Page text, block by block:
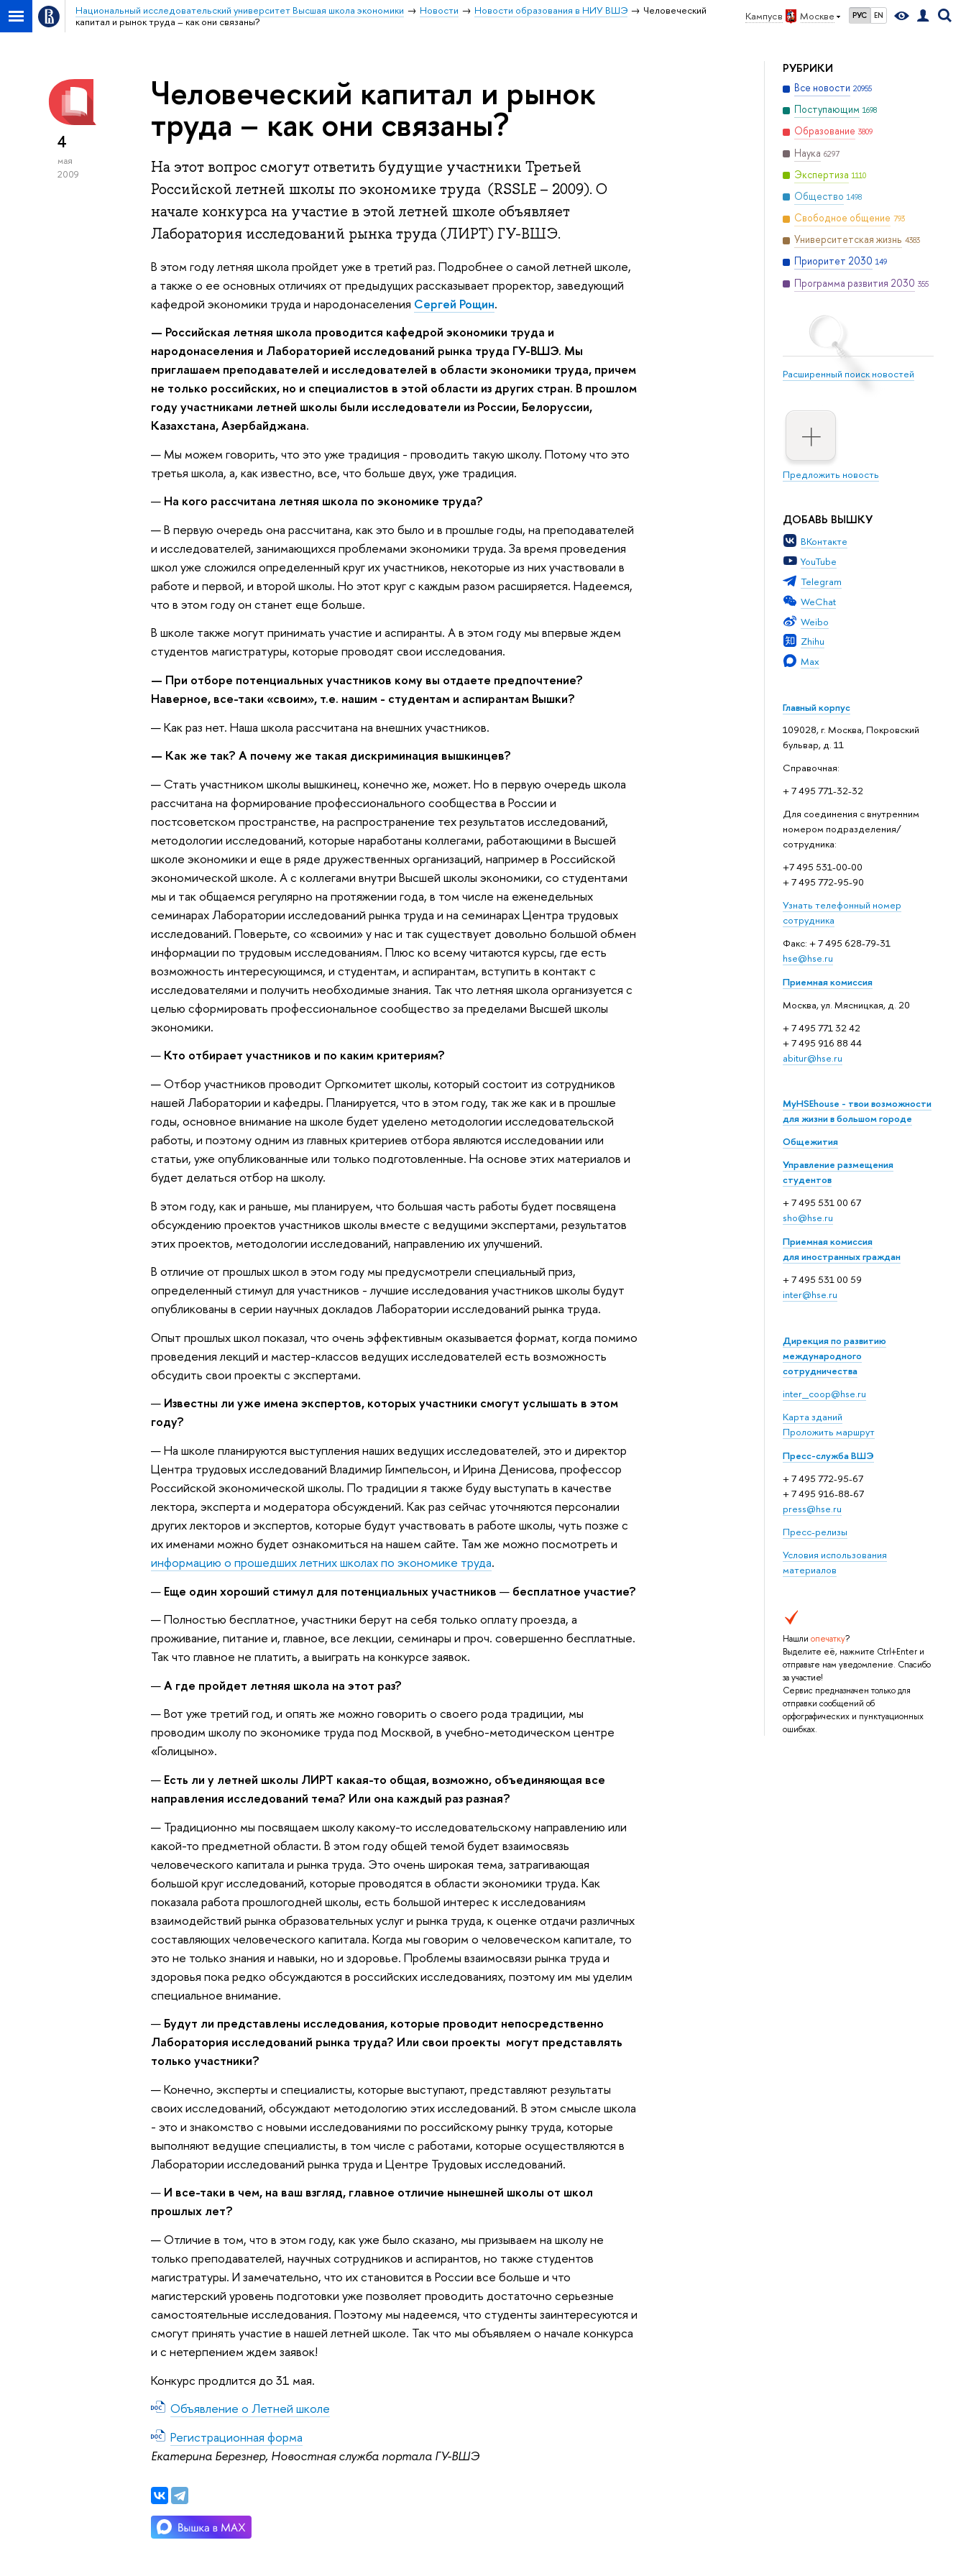
Кампус в Москве РУС EN
Национальный исследовательский университет Высшая школа экономики Новости Новости образования в НИУ ВШЭ
Человеческий
капитал и рынок труда – как они связаны?
РУБРИКИ
Все новости 20955
Поступающим 1698
Образование 3809
Наука 6297
Экспертиза 1110
Общество 1498
Свободное общение 793
Университетская жизнь 4383
Приоритет 2030 149
Программа развития 2030 355
Расширенный поиск новостей
Предложить новость
ДОБАВЬ ВЫШКУ
ВКонтакте
YouTube
Telegram
WeChat
Weibo
Zhihu
Max
Главный корпус
109028, г. Москва, Покровский
бульвар, д. 11
Справочная:
+ 7 495 771-32-32
Для соединения с внутренним
номером подразделения/
сотрудника:
+7 495 531-00-00
+ 7 495 772-95-90
Узнать телефонный номер
сотрудника
Факс: + 7 495 628-79-31
hse@hse.ru
Приемная комиссия
Москва, ул. Мясницкая, д. 20
+ 7 495 771 32 42
+ 7 495 916 88 44
abitur@hse.ru
MyHSEhouse - твои возможности
для жизни в большом городе
Общежития
Управление размещения
студентов
+ 7 495 531 00 67
sho@hse.ru
Приемная комиссия
для иностранных граждан
+ 7 495 531 00 59
inter@hse.ru
Дирекция по развитию
международного
сотрудничества
inter_coop@hse.ru
Карта зданий
Проложить маршрут
Пресс-служба ВШЭ
+ 7 495 772-95-67
+ 7 495 916-88-67
press@hse.ru
Пресс-релизы
Условия использования
материалов
Нашли опечатку?
Выделите её, нажмите Ctrl+Enter и
отправьте нам уведомление. Спасибо
за участие!
Сервис предназначен только для
отправки сообщений об
орфографических и пунктуационных
ошибках.
4
мая
2009
Человеческий капитал и рынок
труда – как они связаны?
На этот вопрос смогут ответить будущие участники Третьей
Российской летней школы по экономике труда (RSSLE – 2009). О
начале конкурса на участие в этой летней школе объявляет
Лаборатория исследований рынка труда (ЛИРТ) ГУ-ВШЭ.
В этом году летняя школа пройдет уже в третий раз. Подробнее о самой летней школе,
а также о ее основных отличиях от предыдущих рассказывает проректор, заведующий
кафедрой экономики труда и народонаселения Сергей Рощин.
— Российская летняя школа проводится кафедрой экономики труда и
народонаселения и Лабораторией исследований рынка труда ГУ-ВШЭ. Мы
приглашаем преподавателей и исследователей в области экономики труда, причем
не только российских, но и специалистов в этой области из других стран. В прошлом
году участниками летней школы были исследователи из России, Белоруссии,
Казахстана, Азербайджана.
— Мы можем говорить, что это уже традиция - проводить такую школу. Потому что это
третья школа, а, как известно, все, что больше двух, уже традиция.
—На кого рассчитана летняя школа по экономике труда?
— В первую очередь она рассчитана, как это было и в прошлые годы, на преподавателей
и исследователей, занимающихся проблемами экономики труда. За время проведения
школ уже сложился определенный круг их участников, некоторые из них участвовали в
работе и первой, и второй школы. Но этот круг с каждым разом расширяется. Надеемся,
что в этом году он станет еще больше.
В школе также могут принимать участие и аспиранты. А в этом году мы впервые ждем
студентов магистратуры, которые проводят свои исследования.
— При отборе потенциальных участников кому вы отдаете предпочтение?
Наверное, все-таки «своим», т.е. нашим - студентам и аспирантам Вышки?
— Как раз нет. Наша школа рассчитана на внешних участников.
— Как же так? А почему же такая дискриминация вышкинцев?
— Стать участником школы вышкинец, конечно же, может. Но в первую очередь школа
рассчитана на формирование профессионального сообщества в России и
постсоветском пространстве, на распространение тех результатов исследований,
методологии исследований, которые наработаны коллегами, работающими в Высшей
школе экономики и еще в ряде дружественных организаций, например в Российской
экономической школе. А с коллегами внутри Высшей школы экономики, со студентами
мы и так общаемся регулярно на протяжении года, в том числе на еженедельных
семинарах Лаборатории исследований рынка труда и на семинарах Центра трудовых
исследований. Поверьте, со «своими» у нас и так существует довольно большой обмен
информации по трудовым исследованиям. Плюс ко всему читаются курсы, где есть
возможность интересующимся, и студентам, и аспирантам, вступить в контакт с
исследователями и получить необходимые знания. Так что летняя школа организуется с
целью сформировать профессиональное сообщество за пределами Высшей школы
экономики.
—Кто отбирает участников и по каким критериям?
— Отбор участников проводит Оргкомитет школы, который состоит из сотрудников
нашей Лаборатории и кафедры. Планируется, что в этом году, так же как и в прошлые
годы, основное внимание на школе будет уделено методологии исследовательской
работы, и поэтому одним из главных критериев отбора являются исследовании или
статьи, уже опубликованные или только подготовленные. На основе этих материалов и
будет делаться отбор на школу.
В этом году, как и раньше, мы планируем, что большая часть работы будет посвящена
обсуждению проектов участников школы вместе с ведущими экспертами, результатов
этих проектов, методологии исследований, направлению их улучшений.
В отличие от прошлых школ в этом году мы предусмотрели специальный приз,
определенный стимул для участников - лучшие исследования участников школы будут
опубликованы в серии научных докладов Лаборатории исследований рынка труда.
Опыт прошлых школ показал, что очень эффективным оказывается формат, когда помимо
проведения лекций и мастер-классов ведущих исследователей есть возможность
обсудить свои проекты с экспертами.
—Известны ли уже имена экспертов, которых участники смогут услышать в этом
году?
— На школе планируются выступления наших ведущих исследователей, это и директор
Центра трудовых исследований Владимир Гимпельсон, и Ирина Денисова, профессор
Российской экономической школы. По традиции я также буду выступать в качестве
лектора, эксперта и модератора обсуждений. Как раз сейчас уточняются персоналии
других лекторов и экспертов, которые будут участвовать в работе школы, чуть позже с
их именами можно будет ознакомиться на нашем сайте. Там же можно посмотреть и
информацию о прошедших летних школах по экономике труда.
—Еще один хороший стимул для потенциальных участников —бесплатное участие?
— Полностью бесплатное, участники берут на себя только оплату проезда, а
проживание, питание и, главное, все лекции, семинары и проч. совершенно бесплатные.
Так что главное не платить, а выиграть на конкурсе заявок.
—А где пройдет летняя школа на этот раз?
— Вот уже третий год, и опять же можно говорить о своего рода традиции, мы
проводим школу по экономике труда под Москвой, в учебно-методическом центре
«Голицыно».
—Есть ли у летней школы ЛИРТ какая-то общая, возможно, объединяющая все
направления исследований тема? Или она каждый раз разная?
— Традиционно мы посвящаем школу какому-то исследовательскому направлению или
какой-то предметной области. В этом году общей темой будет взаимосвязь
человеческого капитала и рынка труда. Это очень широкая тема, затрагивающая
большой круг исследований, которые проводятся в области экономики труда. Как
показала работа прошлогодней школы, есть большой интерес к исследованиям
взаимодействий рынка образовательных услуг и рынка труда, к оценке отдачи различных
составляющих человеческого капитала. Когда мы говорим о человеческом капитале, то
это не только знания и навыки, но и здоровье. Проблемы взаимосвязи рынка труда и
здоровья пока редко обсуждаются в российских исследованиях, поэтому им мы уделим
специальное внимание.
—Будут ли представлены исследования, которые проводит непосредственно
Лаборатория исследований рынка труда? Или свои проекты могут представлять
только участники?
— Конечно, эксперты и специалисты, которые выступают, представляют результаты
своих исследований, обсуждают методологию этих исследований. В этом смысле школа
- это и знакомство с новыми исследованиями по российскому рынку труда, которые
выполняют ведущие специалисты, в том числе с работами, которые осуществляются в
Лаборатории исследований рынка труда и Центре Трудовых исследований.
—И все-таки в чем, на ваш взгляд, главное отличие нынешней школы от школ
прошлых лет?
— Отличие в том, что в этом году, как уже было сказано, мы призываем на школу не
только преподавателей, научных сотрудников и аспирантов, но также студентов
магистратуры. И замечательно, что их становится в России все больше и что
магистерский уровень подготовки уже позволяет проводить достаточно серьезные
самостоятельные исследования. Поэтому мы надеемся, что студенты заинтересуются и
смогут принять участие в нашей летней школе. Так что мы объявляем о начале конкурса
и с нетерпением ждем заявок!
Конкурс продлится до 31 мая.
Объявление о Летней школе
Регистрационная форма
Екатерина Березнер, Новостная служба портала ГУ-ВШЭ